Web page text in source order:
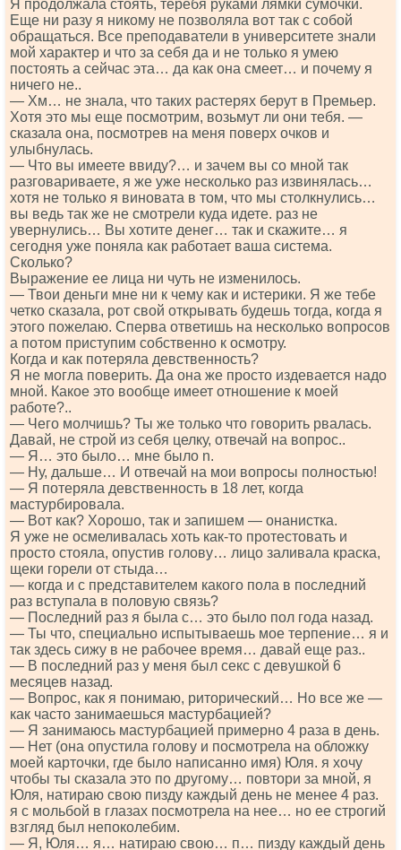
Я продолжала стоять, теребя руками лямки сумочки.
Еще ни разу я никому не позволяла вот так с собой
обращаться. Все преподаватели в университете знали
мой характер и что за себя да и не только я умею
постоять а сейчас эта… да как она смеет… и почему я
ничего не..
— Хм… не знала, что таких растерях берут в Премьер.
Хотя это мы еще посмотрим, возьмут ли они тебя. —
сказала она, посмотрев на меня поверх очков и
улыбнулась.
— Что вы имеете ввиду?… и зачем вы со мной так
разговариваете, я же уже несколько раз извинялась…
хотя не только я виновата в том, что мы столкнулись…
вы ведь так же не смотрели куда идете. раз не
увернулись… Вы хотите денег… так и скажите… я
сегодня уже поняла как работает ваша система.
Сколько?
Выражение ее лица ни чуть не изменилось.
— Твои деньги мне ни к чему как и истерики. Я же тебе
четко сказала, рот свой открывать будешь тогда, когда я
этого пожелаю. Сперва ответишь на несколько вопросов
а потом приступим собственно к осмотру.
Когда и как потеряла девственность?
Я не могла поверить. Да она же просто издевается надо
мной. Какое это вообще имеет отношение к моей
работе?..
— Чего молчишь? Ты же только что говорить рвалась.
Давай, не строй из себя целку, отвечай на вопрос..
— Я… это было… мне было n.
— Ну, дальше… И отвечай на мои вопросы полностью!
— Я потеряла девственность в 18 лет, когда
мастурбировала.
— Вот как? Хорошо, так и запишем — онанистка.
Я уже не осмеливалась хоть как-то протестовать и
просто стояла, опустив голову… лицо заливала краска,
щеки горели от стыда…
— когда и с представителем какого пола в последний
раз вступала в половую связь?
— Последний раз я была с… это было пол года назад.
— Ты что, специально испытываешь мое терпение… я и
так здесь сижу в не рабочее время… давай еще раз..
— В последний раз у меня был секс с девушкой 6
месяцев назад.
— Вопрос, как я понимаю, риторический… Но все же —
как часто занимаешься мастурбацией?
— Я занимаюсь мастурбацией примерно 4 раза в день.
— Нет (она опустила голову и посмотрела на обложку
моей карточки, где было написанно имя) Юля. я хочу
чтобы ты сказала это по другому… повтори за мной, я
Юля, натираю свою пизду каждый день не менее 4 раз.
я с мольбой в глазах посмотрела на нее… но ее строгий
взгляд был непоколебим.
— Я, Юля… я… натираю свою… п… пизду каждый день